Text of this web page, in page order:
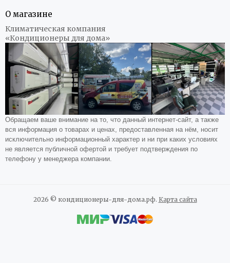
О магазине
Климатическая компания
«Кондиционеры для дома»
Обращаем ваше внимание на то, что данный интернет-сайт, а также
вся информация о товарах и ценах, предоставленная на нём, носит
исключительно информационный характер и ни при каких условиях
не является публичной офертой и требует подтверждения по
телефону у менеджера компании.
2026 © кондиционеры-для-дома.рф. Карта сайта